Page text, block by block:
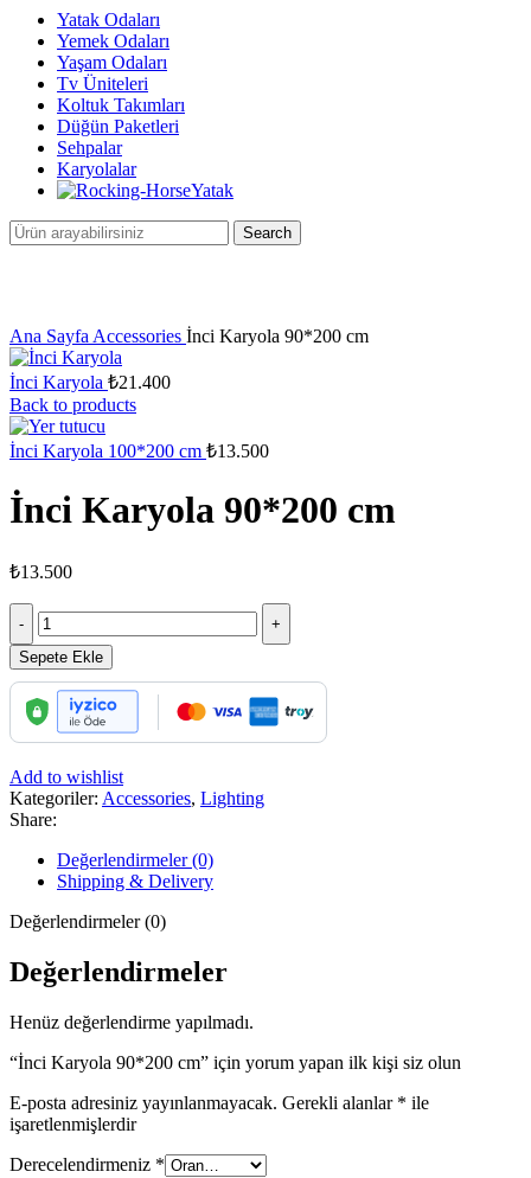
Yatak Odaları
Yemek Odaları
Yaşam Odaları
Tv Üniteleri
Koltuk Takımları
Düğün Paketleri
Sehpalar
Karyolalar
Yatak
Search
Ana Sayfa Accessories İnci Karyola 90*200 cm
İnci Karyola ₺21.400
Back to products
İnci Karyola 100*200 cm ₺13.500
İnci Karyola 90*200 cm
₺13.500
İnci
Karyola
90*200
cm
adet
Sepete Ekle
Add to wishlist
Kategoriler: Accessories, Lighting
Share:
Değerlendirmeler (0)
Shipping & Delivery
Değerlendirmeler (0)
Değerlendirmeler
Henüz değerlendirme yapılmadı.
“İnci Karyola 90*200 cm” için yorum yapan ilk kişi siz olun
E-posta adresiniz yayınlanmayacak. Gerekli alanlar * ile
işaretlenmişlerdir
Derecelendirmeniz *